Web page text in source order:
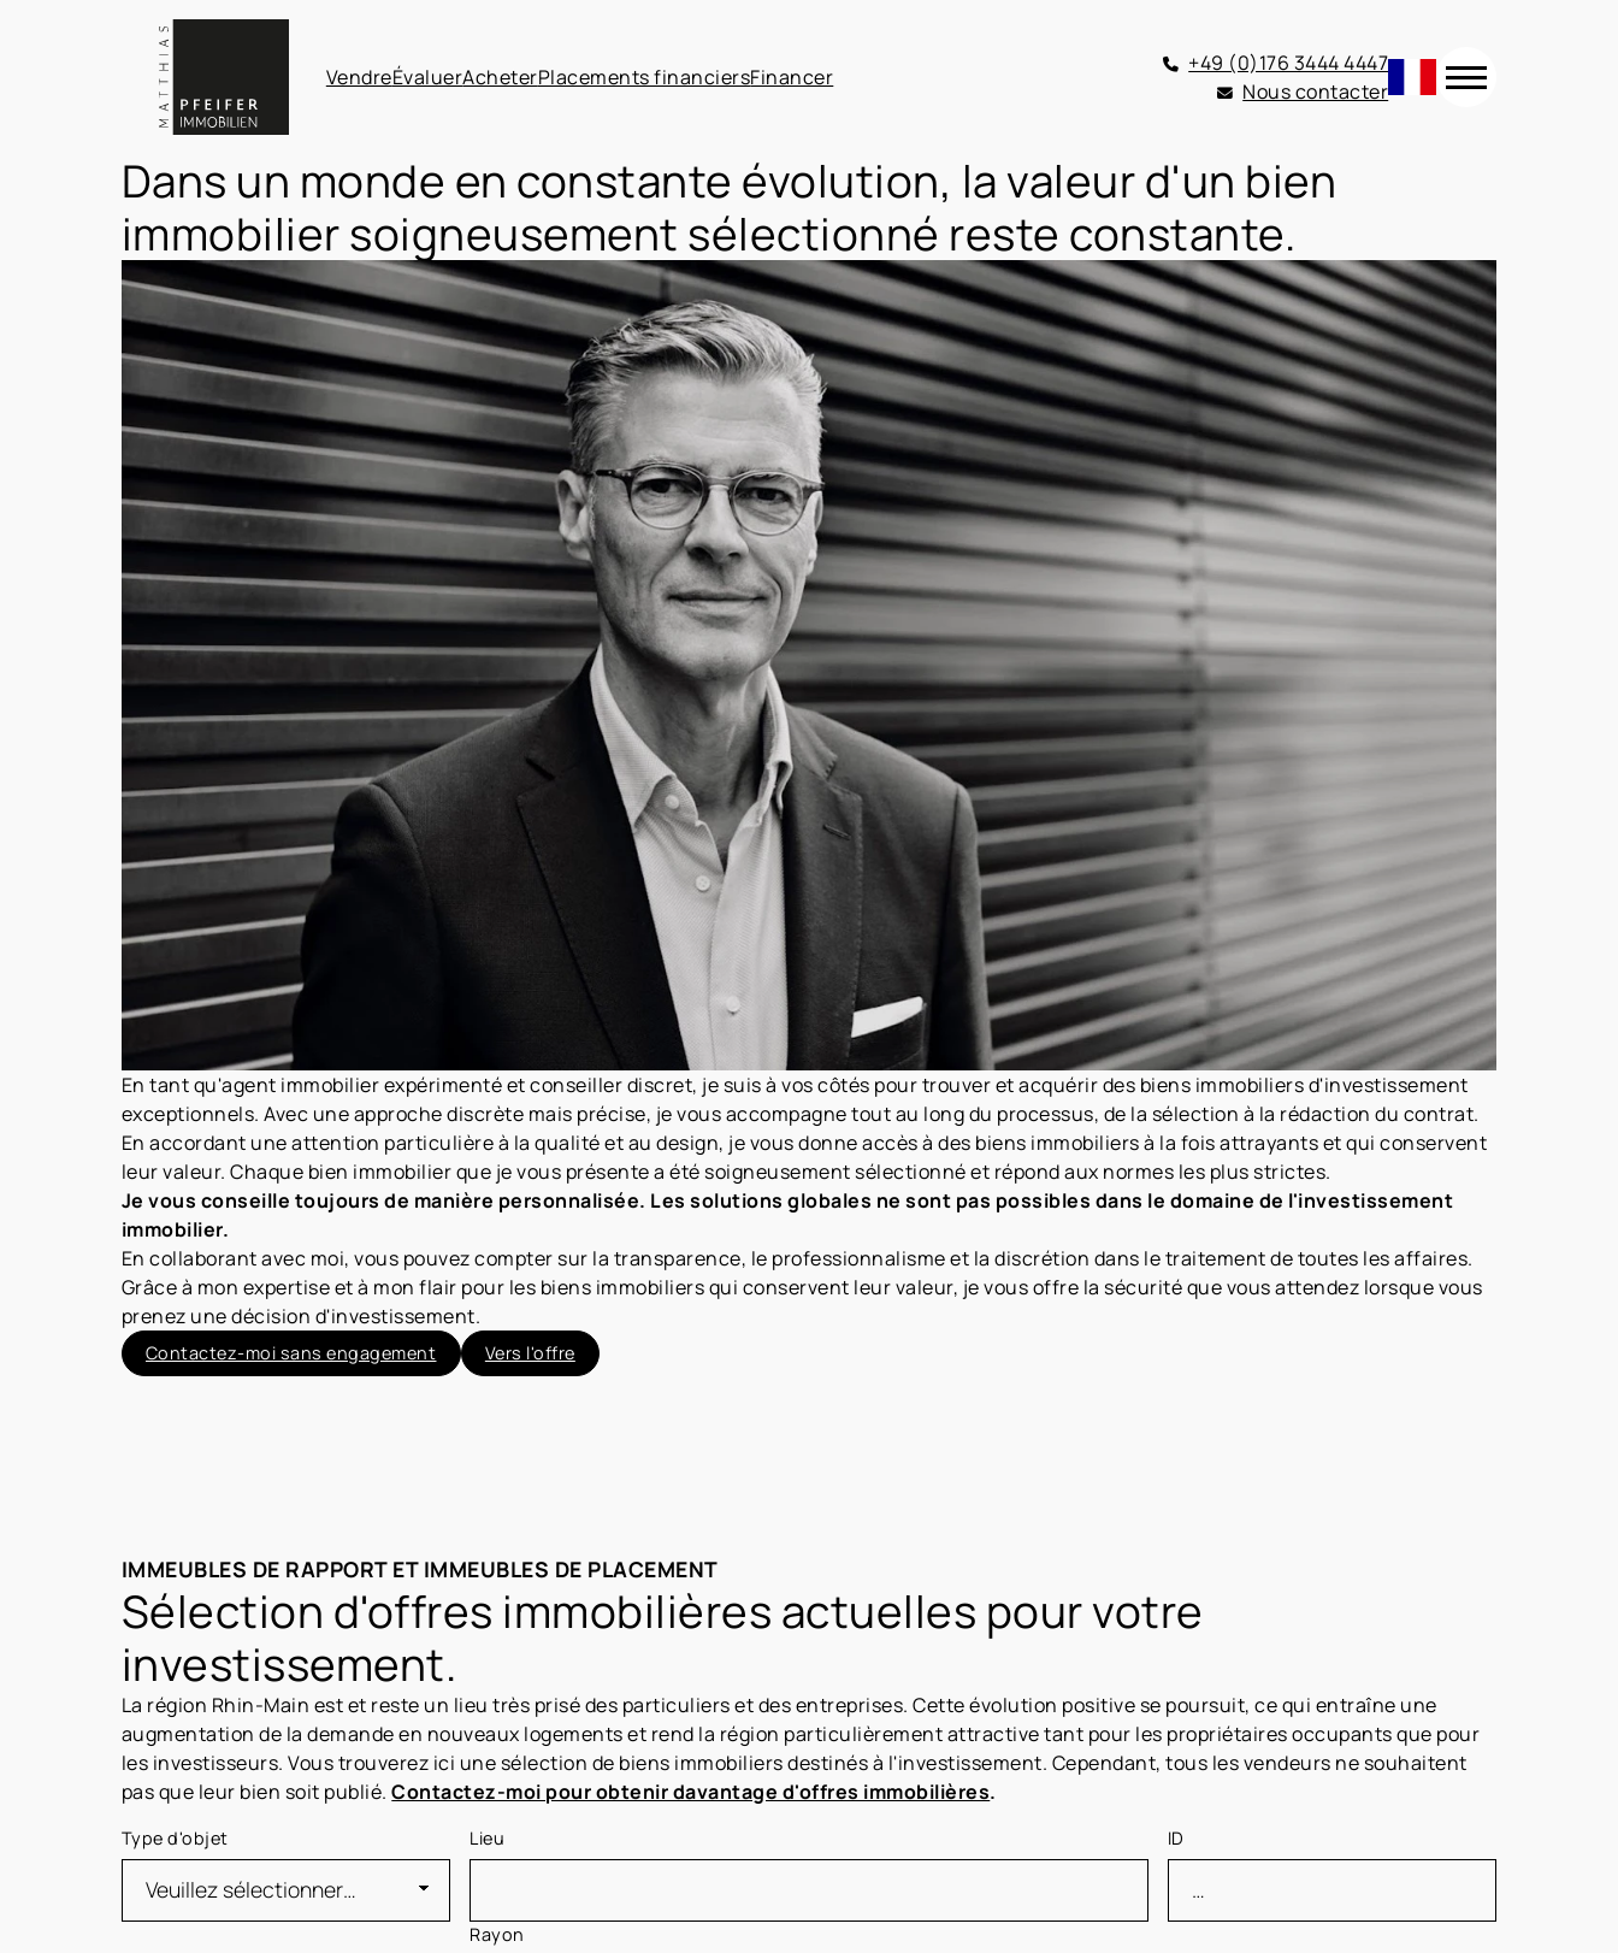
VendreÉvaluerAcheterPlacements financiersFinancer
+49 (0)176 3444 4447
Nous contacter
Dans un monde en constante évolution, la valeur d'un bien
immobilier soigneusement sélectionné reste constante.
En tant qu'agent immobilier expérimenté et conseiller discret, je suis à vos côtés pour trouver et acquérir des biens immobiliers d'investissement
exceptionnels. Avec une approche discrète mais précise, je vous accompagne tout au long du processus, de la sélection à la rédaction du contrat.
En accordant une attention particulière à la qualité et au design, je vous donne accès à des biens immobiliers à la fois attrayants et qui conservent
leur valeur. Chaque bien immobilier que je vous présente a été soigneusement sélectionné et répond aux normes les plus strictes.
Je vous conseille toujours de manière personnalisée. Les solutions globales ne sont pas possibles dans le domaine de l'investissement
immobilier.
En collaborant avec moi, vous pouvez compter sur la transparence, le professionnalisme et la discrétion dans le traitement de toutes les affaires.
Grâce à mon expertise et à mon flair pour les biens immobiliers qui conservent leur valeur, je vous offre la sécurité que vous attendez lorsque vous
prenez une décision d'investissement.
Contactez-moi sans engagement Vers l'offre
IMMEUBLES DE RAPPORT ET IMMEUBLES DE PLACEMENT
Sélection d'offres immobilières actuelles pour votre
investissement.
La région Rhin-Main est et reste un lieu très prisé des particuliers et des entreprises. Cette évolution positive se poursuit, ce qui entraîne une
augmentation de la demande en nouveaux logements et rend la région particulièrement attractive tant pour les propriétaires occupants que pour
les investisseurs. Vous trouverez ici une sélection de biens immobiliers destinés à l'investissement. Cependant, tous les vendeurs ne souhaitent
pas que leur bien soit publié.Contactez-moi pour obtenir davantage d'offres immobilières.
Type d'objet Lieu
Rayon
ID